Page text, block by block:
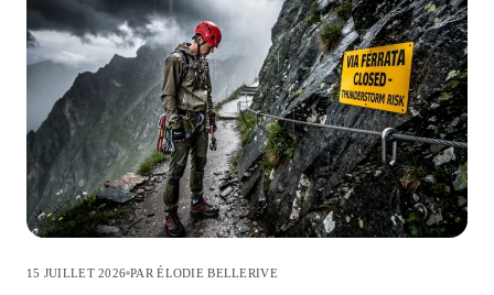
15 JUILLET 2026 PAR ÉLODIE BELLERIVE